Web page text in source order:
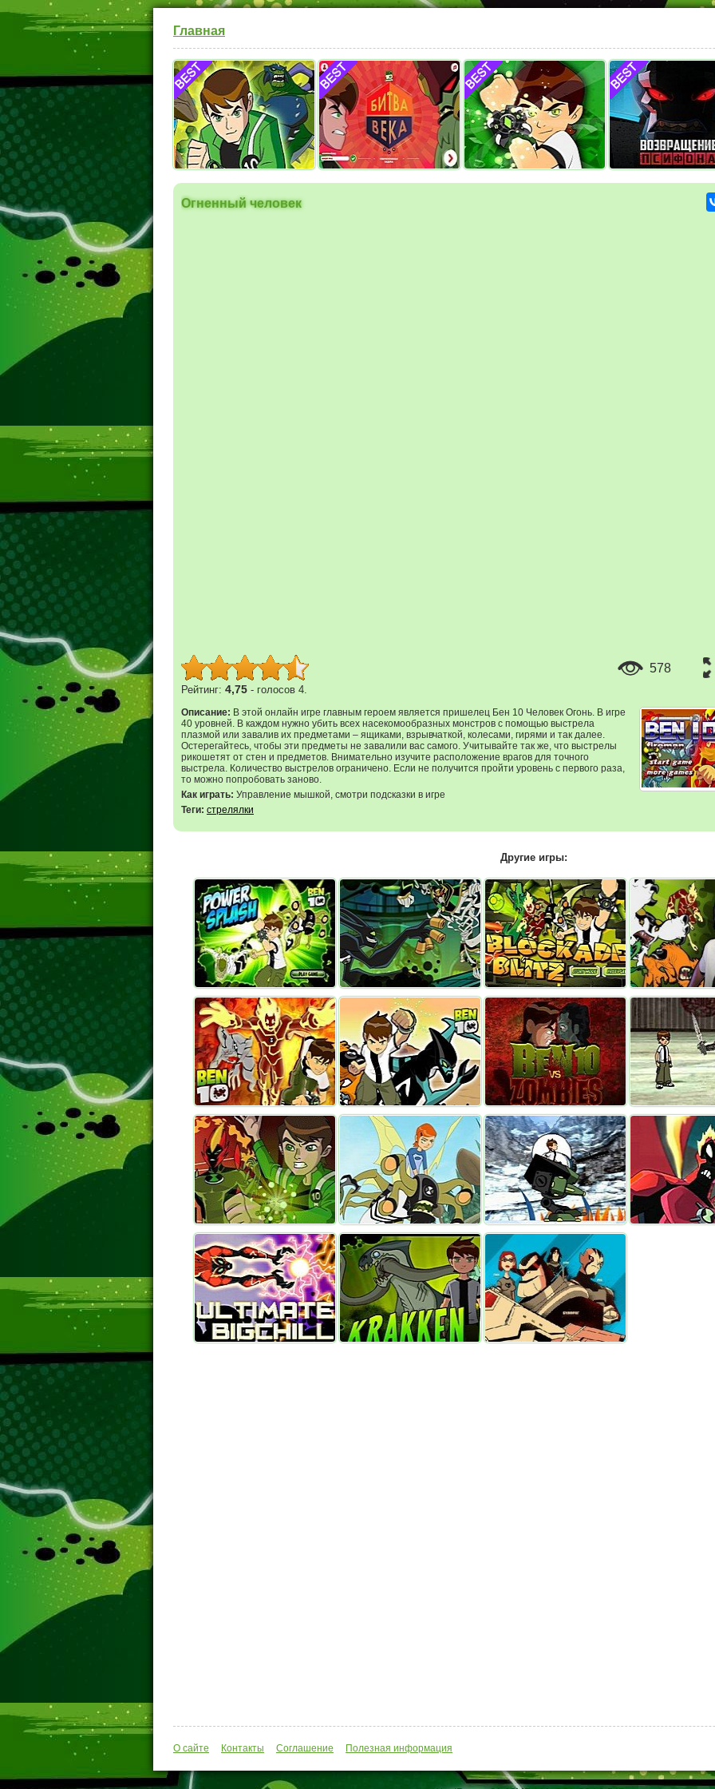
Главная
Огненный человек
Рейтинг: 4,75 - голосов 4.
578
Описание: В этой онлайн игре главным героем является пришелец Бен 10 Человек Огонь. В игре
40 уровней. В каждом нужно убить всех насекомообразных монстров с помощью выстрела
плазмой или завалив их предметами – ящиками, взрывчаткой, колесами, гирями и так далее.
Остерегайтесь, чтобы эти предметы не завалили вас самого. Учитывайте так же, что выстрелы
рикошетят от стен и предметов. Внимательно изучите расположение врагов для точного
выстрела. Количество выстрелов ограничено. Если не получится пройти уровень с первого раза,
то можно попробовать заново.
Как играть: Управление мышкой, смотри подсказки в игре
Теги: стрелялки
Другие игры:
Энергетический Всплеск Бен 10 — Дуэль Клонов Молниеносная Блокада Омниверс с
Решающий Удар Спасение Бен 10 против Зомби Против
Бен 10 Оборона Гвен 10 против СПОР Охотник на Демонов
О сайте Контакты Соглашение Полезная информация